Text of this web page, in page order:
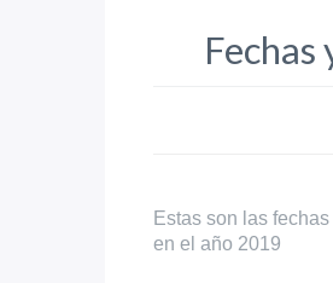
Estas son las
en el año 2019